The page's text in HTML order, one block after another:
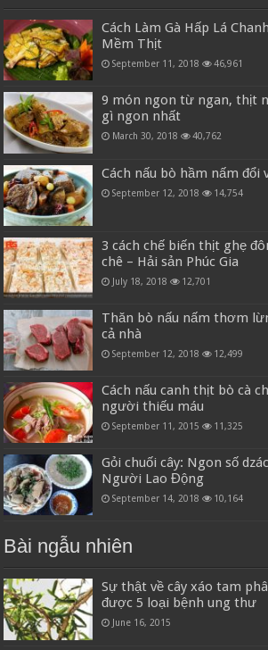
Cách Làm Gà Hấp Lá
Mềm Thịt
September 11, 2018 46,961
9 món ngon từ ngan, thịt
gì ngon nhất
March 30, 2018 40,762
Cách nấu bò hầm nấm đổi
September 12, 2018 14,754
3 cách chế biến thịt ghẹ
chê – Hải sản Phúc Gia
July 18, 2018 12,701
Thăn bò nấu nấm thơm
cả nhà
September 12, 2018 12,499
Cách nấu canh thịt bò cà
người thiếu máu
September 11, 2015 11,325
Gỏi chuối cây: Ngon số
Người Lao Động
September 14, 2018 10,164
Bài ngẫu nhiên
Sự thật về cây xáo tam
được 5 loại bệnh ung thư
June 16, 2015